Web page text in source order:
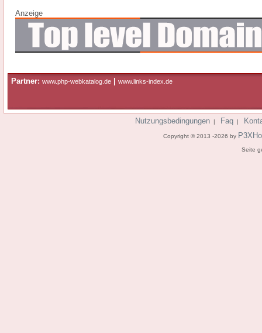
Anzeige
Partner: www.php-webkatalog.de www.links-index.de
Nutzungsbedingungen | Faq |
Copyright © 2013 -2026 by
Seite